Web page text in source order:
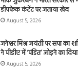
डीपफेक कंटेंट पर जताया खेद
August 5, 2026
जनेश्वर मिश्र जयंती पर सपा का
ने पीडीए में ‘पंडित’ जोड़ने का
August 5, 2026